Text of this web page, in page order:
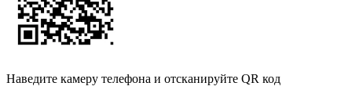
Наведите камеру телефона и отсканируйте QR код